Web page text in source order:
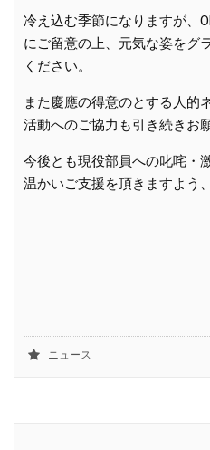
冷え込む季節になりますが、
にご留意の上、元気な姿をグ
ください。
また慶應の得意のとする人的
活動へのご協力も引き続きお
今後とも現役部員への叱咤・
温かいご支援を頂きますよう
ニュース